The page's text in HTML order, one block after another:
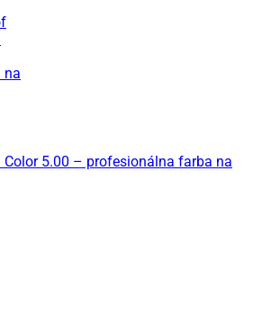
Color 5.00 – profesionálna farba na